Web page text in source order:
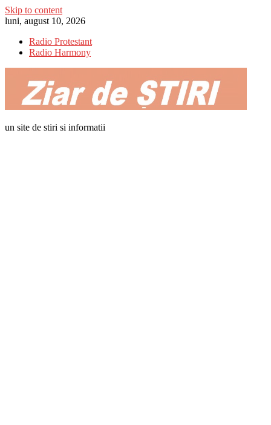
Skip to content
luni, august 10, 2026
Radio Protestant
Radio Harmony
un site de stiri si informatii